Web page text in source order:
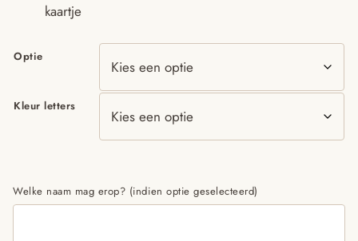
kaartje
Optie
Kleur letters
Welke naam mag erop? (indien optie geselecteerd)